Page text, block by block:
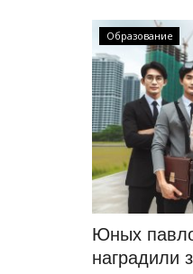
Образование
Юных
наградили